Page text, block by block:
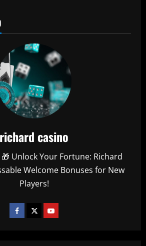
richard casino
Unlock Your Fortune: Richard
Welcome Bonuses for New
Players!